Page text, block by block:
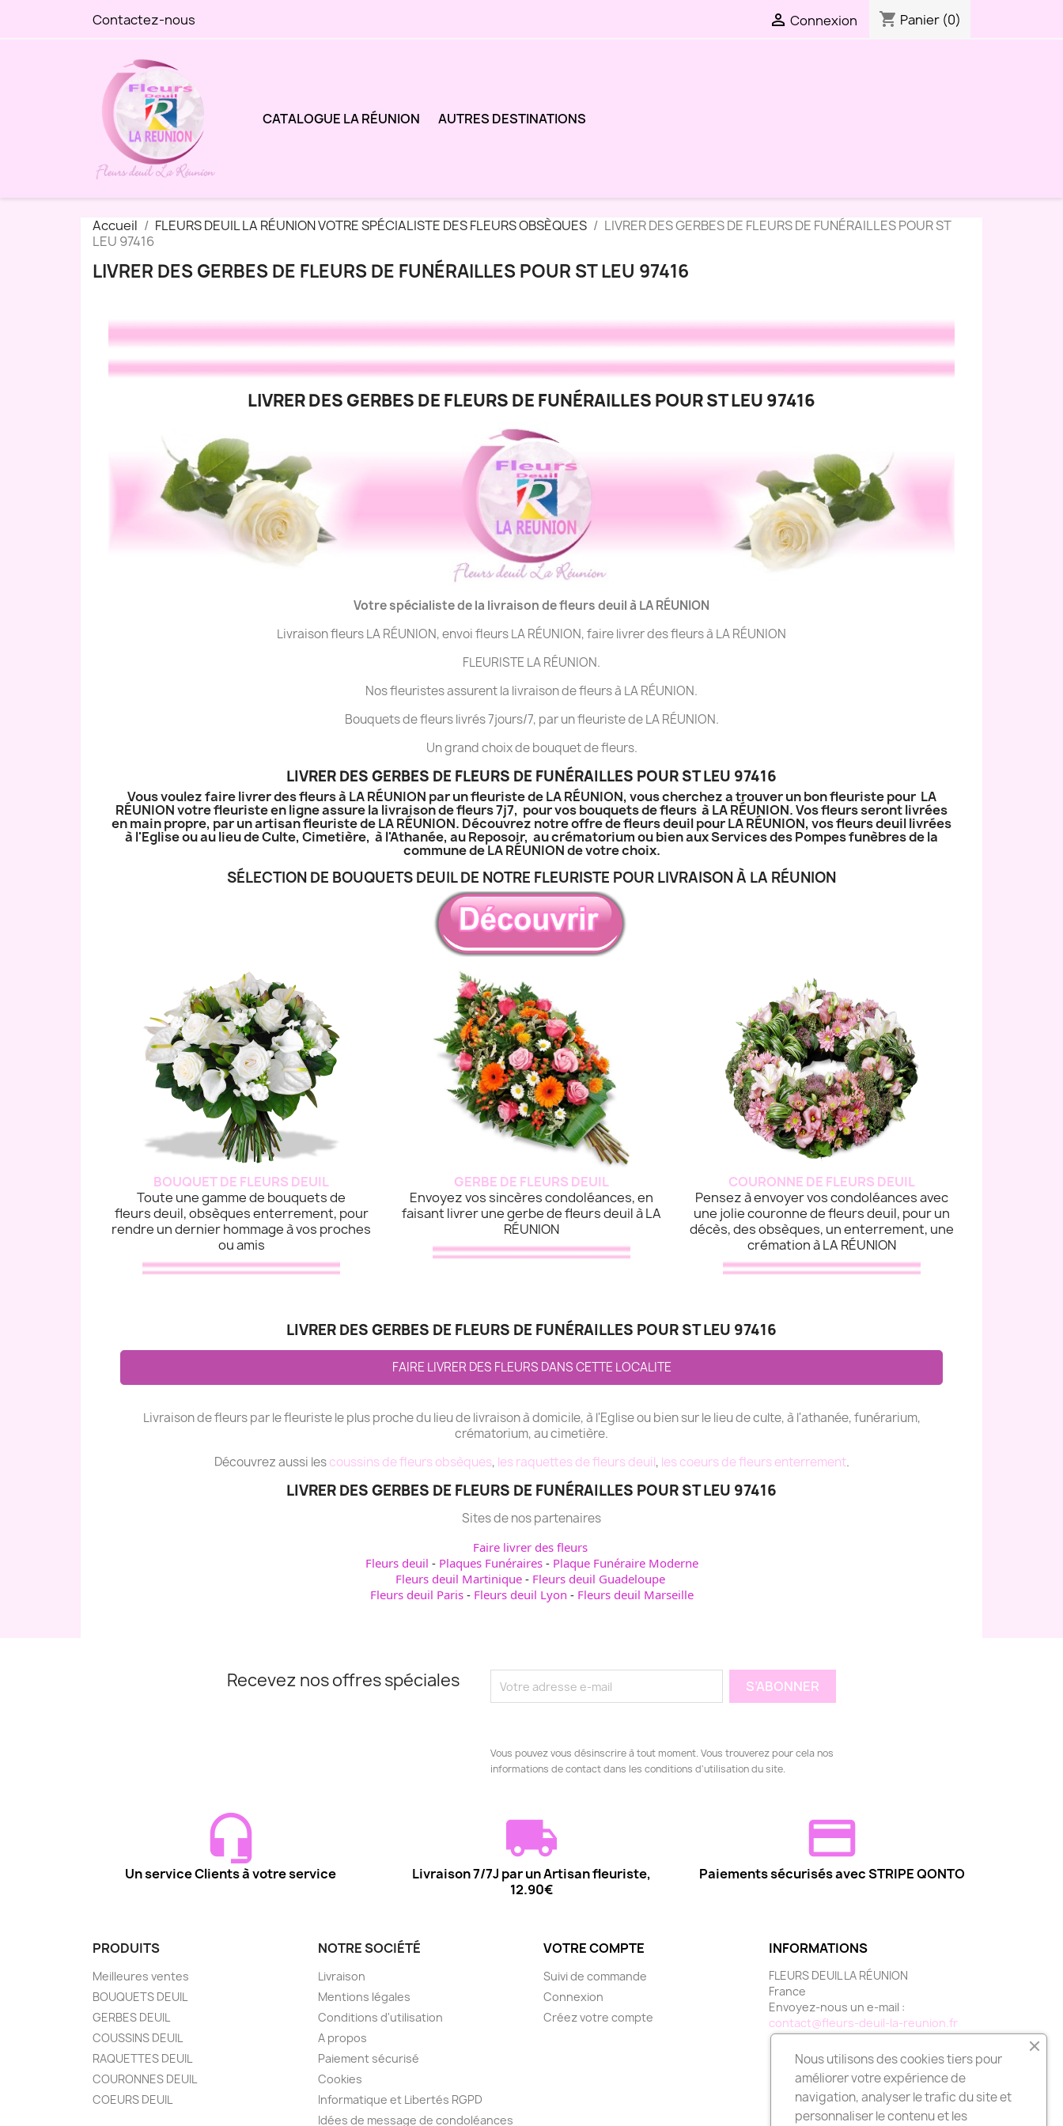
Contactez-nous  Connexion shopping_cart Panier (0)
CATALOGUE LA RÉUNION AUTRES DESTINATIONS
Accueil FLEURS DEUIL LA RÉUNION VOTRE SPÉCIALISTE DES FLEURS OBSÈQUES
LIVRER DES GERBES DE FLEURS DE FUNÉRAILLES POUR ST
LEU 97416
LIVRER DES GERBES DE FLEURS DE FUNÉRAILLES POUR ST LEU 97416
LIVRER DES GERBES DE FLEURS DE FUNÉRAILLES POUR ST LEU 97416
Votre spécialiste de la livraison de fleurs deuil à LARÉUNION
Livraison fleurs LA RÉUNION, envoi fleurs LA RÉUNION, faire livrer des fleurs à LA RÉUNION
FLEURISTE LA RÉUNION.
Nos fleuristes assurent la livraison de fleurs à LA RÉUNION.
Bouquets de fleurs livrés 7jours/7, par un fleuriste de LA RÉUNION.
Un grand choix de bouquet de fleurs.
LIVRER DES GERBES DE FLEURS DE FUNÉRAILLES POUR ST LEU 97416
Vous voulez faire livrer des fleurs à LA RÉUNION par un fleuriste de LA RÉUNION, vous cherchez a trouver un bon fleuriste pour LA
RÉUNION votre fleuriste en ligne assure la livraison de fleurs 7j7, pour vos bouquets de fleurs à LA RÉUNION. Vos fleurs seront livrées
en main propre, par un artisan fleuriste de LA RÉUNION. Découvrez notre offre de fleurs deuil pour LA RÉUNION, vos fleurs deuil livrées
à l'Eglise ou au lieu de Culte, Cimetière, à l'Athanée, au Reposoir, au crématorium ou bien aux Services des Pompes funèbres de la
commune de LA RÉUNION de votre choix.
SÉLECTION DE BOUQUETS DEUIL DE NOTRE FLEURISTE POUR LIVRAISON À LA RÉUNION
BOUQUET DE FLEURS DEUIL
Toute une gamme de bouquets de
fleurs deuil, obsèques enterrement, pour
rendre un dernier hommage à vos proches
ou amis
GERBE DE FLEURS DEUIL
Envoyez vos sincères condoléances, en
faisant livrer une gerbe de fleurs deuil à LA
RÉUNION
COURONNE DE FLEURS DEUIL
Pensez à envoyer vos condoléances avec
une jolie couronne de fleurs deuil, pour un
décès, des obsèques, un enterrement, une
crémation à LA RÉUNION
LIVRER DES GERBES DE FLEURS DE FUNÉRAILLES POUR ST LEU 97416
FAIRE LIVRER DES FLEURS DANS CETTE LOCALITE
Livraison de fleurs par le fleuriste le plus proche du lieu de livraison à domicile, à l'Eglise ou bien sur le lieu de culte, à l'athanée, funérarium,
crématorium, au cimetière.
Découvrez aussi lescoussins de fleurs obsèques, les raquettes de fleurs deuil, les coeurs de fleurs enterrement.
LIVRER DES GERBES DE FLEURS DE FUNÉRAILLES POUR ST LEU 97416
Sites de nos partenaires
Faire livrer des fleurs
Fleurs deuil - Plaques Funéraires- Plaque Funéraire Moderne
Fleurs deuil Martinique- Fleurs deuil Guadeloupe
Fleurs deuil Paris- Fleurs deuil Lyon - Fleurs deuil Marseille
Recevez nos offres spéciales
Vous pouvez vous désinscrire à tout moment. Vous trouverez pour cela nos
informations de contact dans les conditions d'utilisation du site.
Un service Clients à votre service
Livraison 7/7J par un Artisan fleuriste,
12.90€
Paiements sécurisés avec STRIPE QONTO
PRODUITS
Meilleures ventes
BOUQUETS DEUIL
GERBES DEUIL
COUSSINS DEUIL
RAQUETTES DEUIL
COURONNES DEUIL
COEURS DEUIL
NOTRE SOCIÉTÉ
Livraison
Mentions légales
Conditions d'utilisation
A propos
Paiement sécurisé
Cookies
Informatique et Libertés RGPD
Idées de message de condoléances
VOTRE COMPTE
Suivi de commande
Connexion
Créez votre compte
INFORMATIONS
FLEURS DEUIL LA RÉUNION
France
Envoyez-nous un e-mail :
contact@fleurs-deuil-la-reunion.fr
Nous utilisons des cookies tiers pour
améliorer votre expérience de
navigation, analyser le trafic du site et
personnaliser le contenu et les